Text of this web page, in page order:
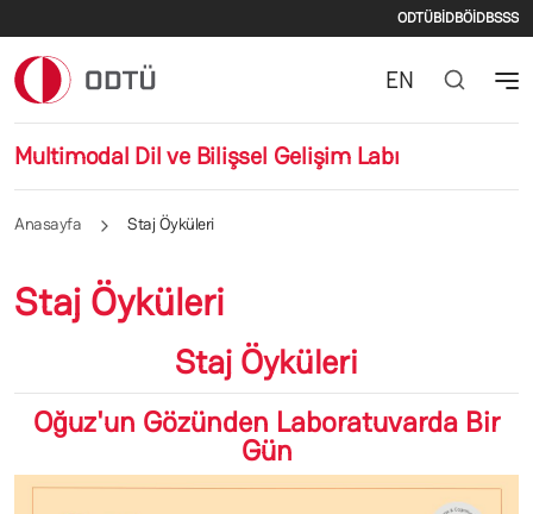
İkincil
ODTÜBİDBÖİDBSSS
Multimodal Dil ve Bilişsel Gelişim Labı
EN
Anasayfa Staj Öyküleri
Staj Öyküleri
Staj Öyküleri
Oğuz'un Gözünden Laboratuvarda Bir
Gün